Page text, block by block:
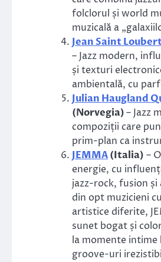
folclorul și world
muzicală a
Jean Saint
– Jazz modern,
și texturi
ambientală, cu
Julian Haugland
(Norvegia)– Jazz
compoziții care
prim-plan ca
JEMMA(Italia) –
energie, cu
jazz-rock, fusion
din opt muzicieni
artistice diferite,
sunet bogat și
la momente
groove-uri